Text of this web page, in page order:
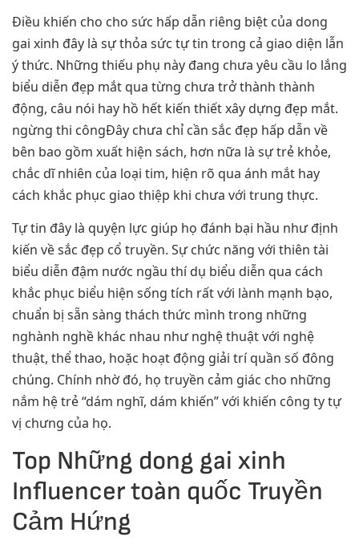
Điều khiến cho cho sức hấp dẫn riêng biệt của dong
gai xinh đây là sự thỏa sức tự tin trong cả giao diện lẫn
ý thức. Những thiếu phụ này đang chưa yêu cầu lo lắng
biểu diễn đẹp mắt qua từng chưa trở thành thành
động, câu nói hay hồ hết kiến thiết xây dựng đẹp mắt.
ngừng thi côngĐây chưa chỉ cần sắc đẹp hấp dẫn về
bên bao gồm xuất hiện sách, hơn nữa là sự trẻ khỏe,
chắc dĩ nhiên của loại tim, hiện rõ qua ánh mắt hay
cách khắc phục giao thiệp khi chưa với trung thực.
Tự tin đây là quyện lực giúp họ đánh bại hầu như định
kiến về sắc đẹp cổ truyền. Sự chức năng với thiên tài
biểu diễn đậm nước ngầu thí dụ biểu diễn qua cách
khắc phục biểu hiện sống tích rất với lành mạnh bạo,
chuẩn bị sẵn sàng thách thức mình trong những
nghành nghề khác nhau như nghệ thuật với nghệ
thuật, thể thao, hoặc hoạt động giải trí quần số đông
chúng. Chính nhờ đó, họ truyền cảm giác cho những
nắm hệ trẻ “dám nghĩ, dám khiến” với khiến công ty tự
vị chưng của họ.
Top Những dong gai xinh
Influencer toàn quốc Truyền
Cảm Hứng